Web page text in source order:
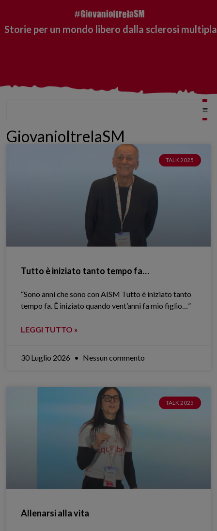
Storie per un mondo libero dalla sclerosi multipla
GiovanioltrelaSM
TALK 2025
Tutto è iniziato tanto tempo fa…
“Sono anni che sono con AISM Tutto è iniziato tanto
tempo fa. È iniziato quando vent’anni fa mio figlio…”
LEGGI TUTTO »
30 Luglio 2026 Nessun commento
TALK 2025
Allenarsi alla vita